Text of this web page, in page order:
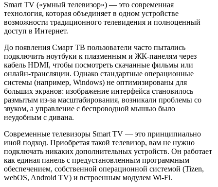
Smart TV («умный телевизор») — это современная
технология, которая объединяет в одном устройстве
возможности традиционного телевидения и полноценный
доступ в Интернет.
До появления Смарт ТВ пользователи часто пытались
подключить ноутбуки к плазменным и ЖК-панелям через
кабель HDMI, чтобы посмотреть скачанные фильмы или
онлайн-трансляции. Однако стандартные операционные
системы (например, Windows) не оптимизированы для
больших экранов: изображение интерфейса становилось
размытым из-за масштабирования, возникали проблемы со
звуком, а управление с беспроводной мышью было
неудобным с дивана.
Современные телевизоры Smart TV — это принципиально
иной подход. Приобретая такой телевизор, вам не нужно
подключать никаких дополнительных устройств. Он работает
как единая панель с предустановленным программным
обеспечением, собственной операционной системой (Tizen,
webOS, Android TV) и встроенным модулем Wi-Fi.